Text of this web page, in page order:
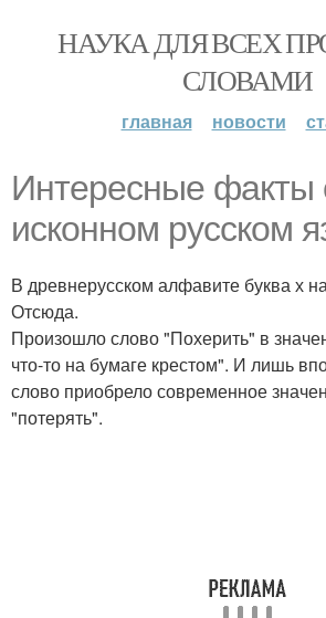
НАУКА ДЛЯ ВСЕХ
СЛОВАМИ
главная новости
Интересные факты
исконном русском
В древнерусском алфавите буква х
Отсюда.
Произошло слово "Похерить" в
что-то на бумаге крестом". И лишь
слово приобрело современное
"потерять".